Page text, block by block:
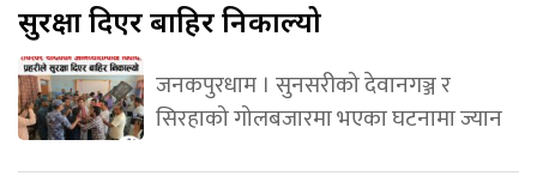
सुरक्षा दिएर बाहिर निकाल्यो
जनकपुरधाम । सुनसरीको देवानगञ्ज र
सिरहाको गोलबजारमा भएका घटनामा ज्यान